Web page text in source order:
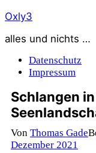
Zum
springen
Oxly3
alles und nichts …
Datenschutz
Impressum
Schlangen
Von Thomas Gade
Dezember 2021